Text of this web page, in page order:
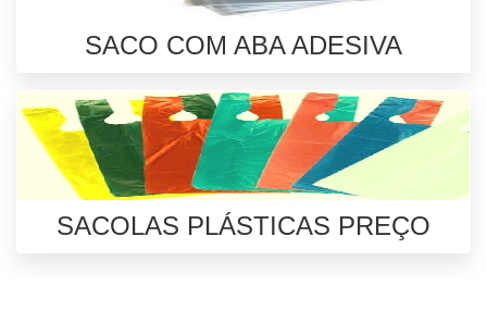
SACO COM ABA ADESIVA
SACOLAS PLÁSTICAS PREÇO